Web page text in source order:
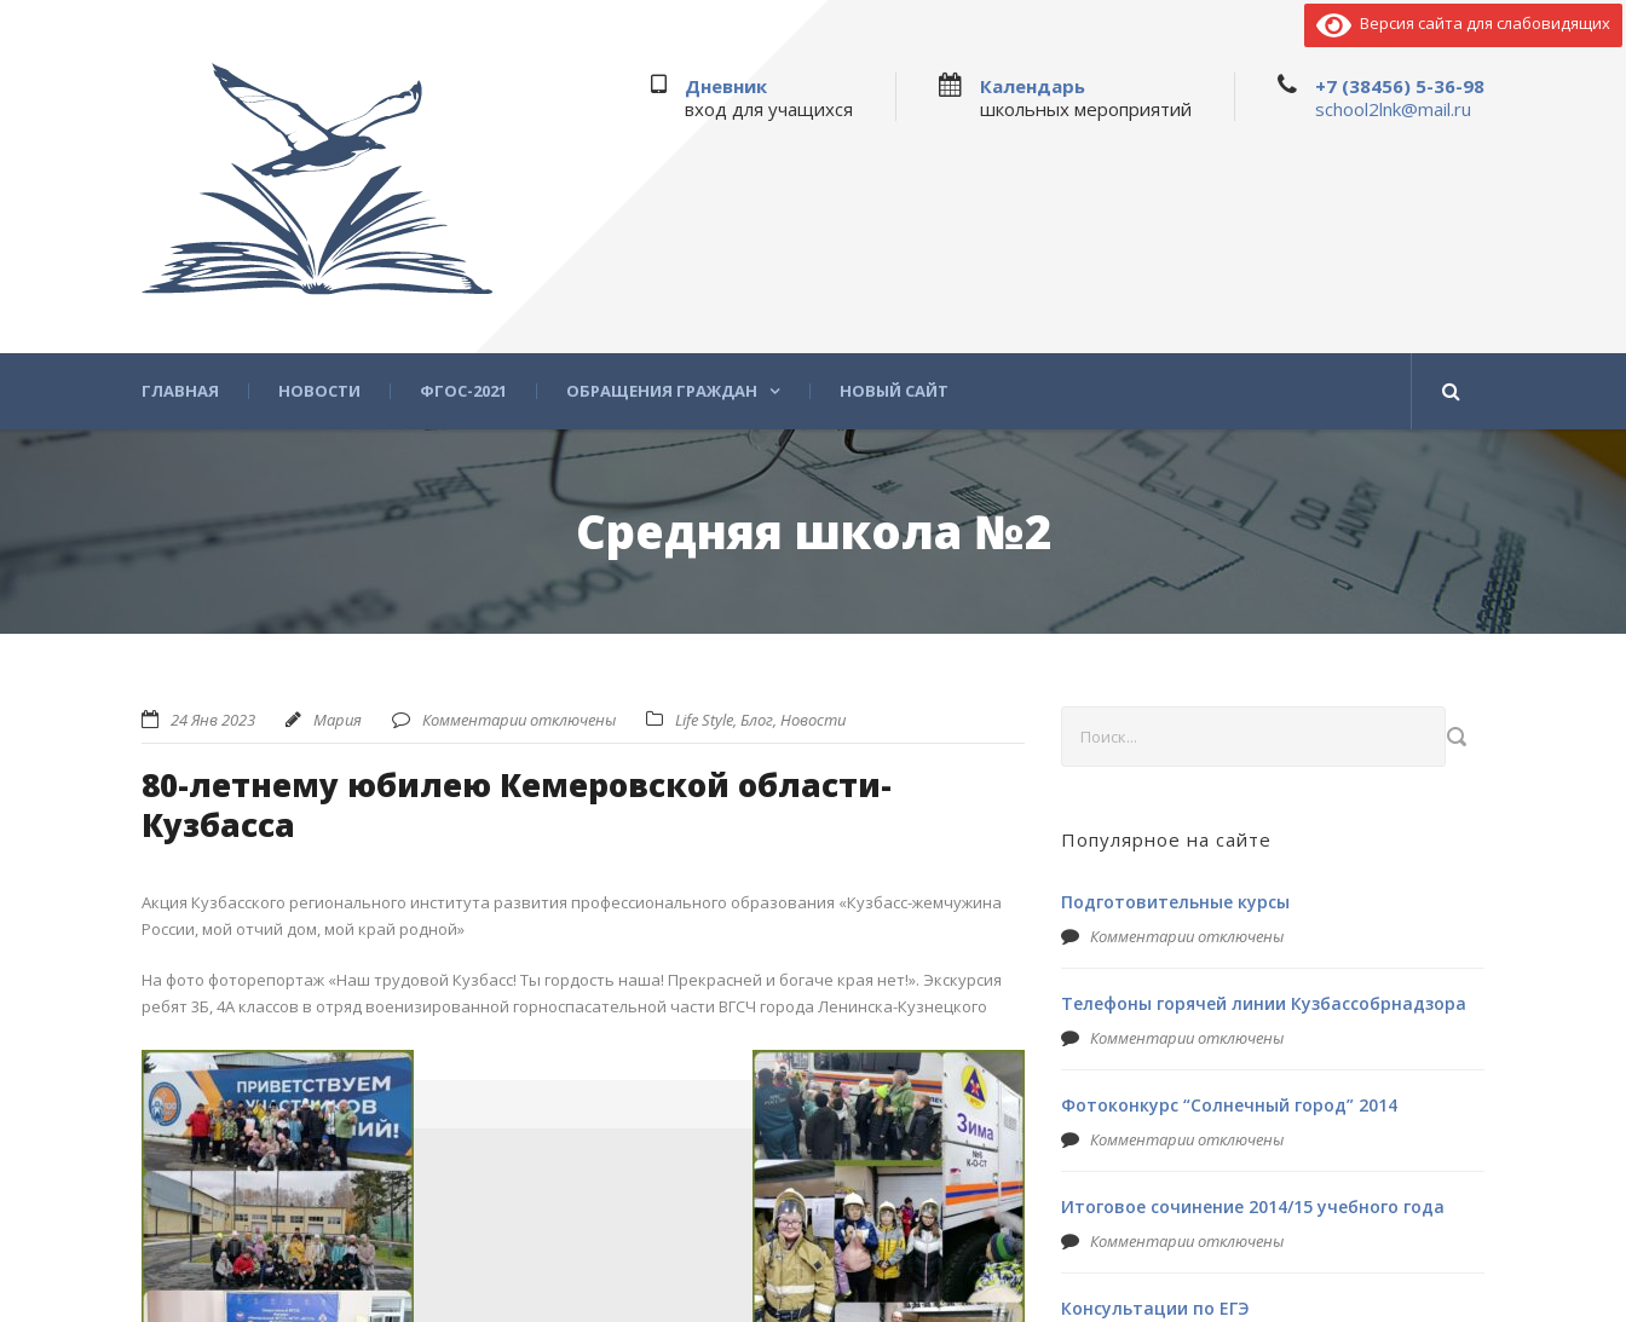
Дневник
вход для учащихся
Календарь
школьных мероприятий
+7 (38456) 5-36-98
school2lnk@mail.ru
ГЛАВНАЯ НОВОСТИ ФГОС-2021 ОБРАЩЕНИЯ ГРАЖДАН НОВЫЙ САЙТ
Средняя школа №2
24 Янв 2023 Мария Комментарии отключены Life Style, Блог, Новости
80-летнему юбилею Кемеровской области-
Кузбасса
Акция Кузбасского регионального института развития профессионального образования «Кузбасс-жемчужина
России, мой отчий дом, мой край родной»
На фото фоторепортаж «Наш трудовой Кузбасс! Ты гордость наша! Прекрасней и богаче края нет!». Экскурсия
ребят 3Б, 4А классов в отряд военизированной горноспасательной части ВГСЧ города Ленинска-Кузнецкого
Популярное на сайте
Подготовительные курсы
Комментарии отключены
Телефоны горячей линии Кузбассобрнадзора
Комментарии отключены
Фотоконкурс “Солнечный город” 2014
Комментарии отключены
Итоговое сочинение 2014/15 учебного года
Комментарии отключены
Консультации по ЕГЭ
Версия сайта для слабовидящих